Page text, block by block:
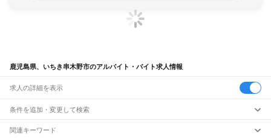
鹿児島県、いちき串木野市のアルバイト・バイト求人情報
求人の詳細を表示
条件を追加・変更して検索
市区町村を追加・変更
関連キーワード